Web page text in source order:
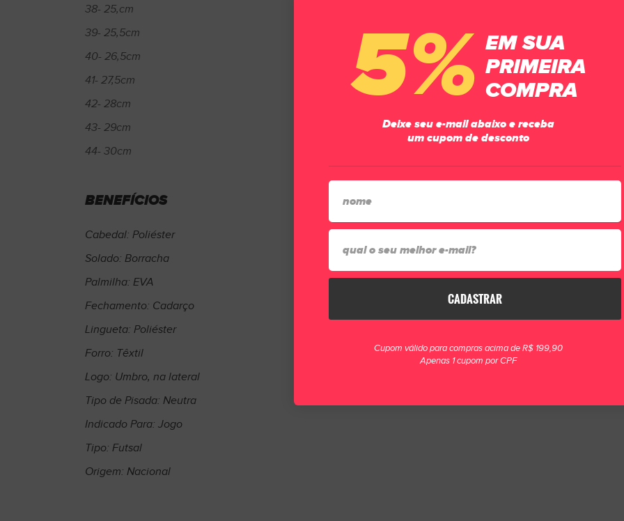
38- 25,cm
39- 25,5cm
40- 26,5cm
41- 27,5cm
42- 28cm
43- 29cm
44- 30cm
BENEFÍCIOS
Cabedal: Poliéster
Solado: Borracha
Palmilha: EVA
Fechamento: Cadarço
Lingueta: Poliéster
Forro: Têxtil
Logo: Umbro, na lateral
Tipo de Pisada: Neutra
Indicado Para: Jogo
Tipo: Futsal
Origem: Nacional
5% EM SUA
PRIMEIRA
COMPRA
Deixe seu e-mail abaixo e receba
um cupom de desconto
CADASTRAR
Cupom válido para compras acima de R$ 199,90
Apenas 1 cupom por CPF